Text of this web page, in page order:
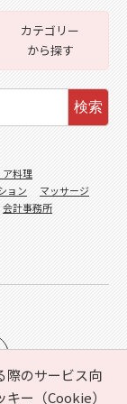
際のサービス向
ー（Cookie）
カテゴリー
から探す
検索
ア料理
ョン
マッサージ
会計事務所